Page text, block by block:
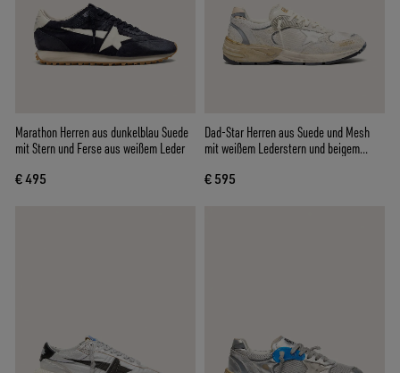
Marathon Herren aus dunkelblau Suede
mit Stern und Ferse aus weißem Leder
€ 495
Dad-Star Herren aus Suede und Mesh
mit weißem Lederstern und beigem
€ 595